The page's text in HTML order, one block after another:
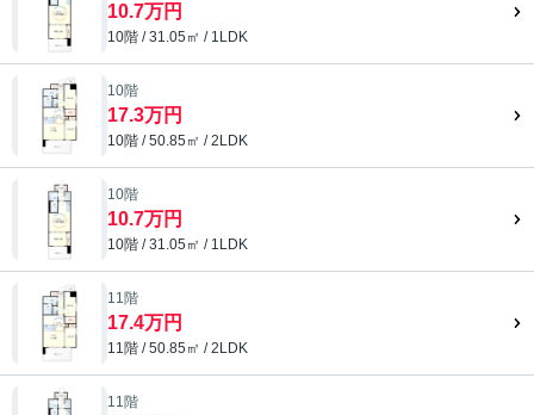
10.7万円
10階 / 31.05㎡ / 1LDK
10階
17.3万円
10階 / 50.85㎡ / 2LDK
10階
10.7万円
10階 / 31.05㎡ / 1LDK
11階
17.4万円
11階 / 50.85㎡ / 2LDK
11階